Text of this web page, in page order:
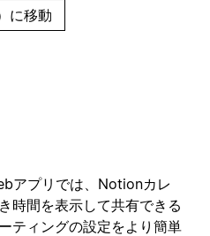
に移動
アプリでは、Notionカレ
時間を表示して共有できる
ティングの設定をより簡単